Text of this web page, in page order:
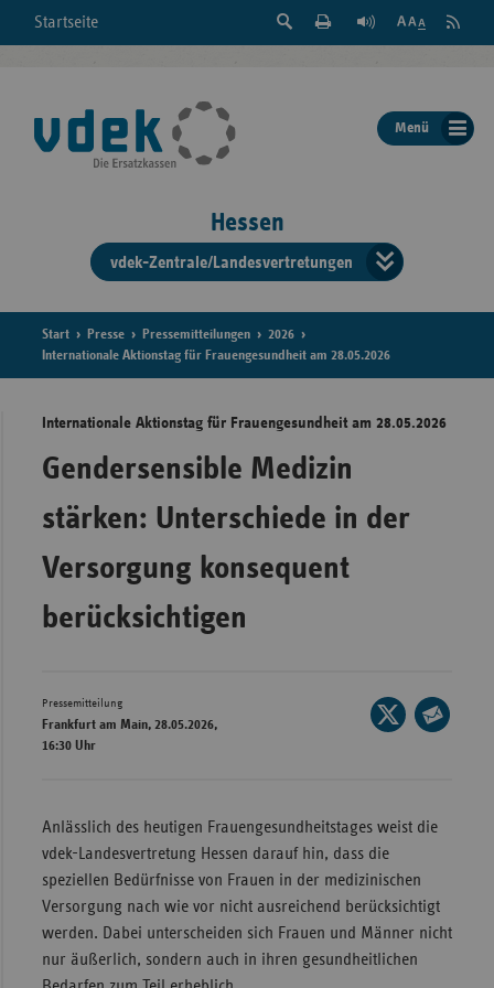
Startseite
Suche
der
Seite
Feed
Menü
Hessen
vdek-Zentrale/Landesvertretungen
der
Start Presse Pressemitteilungen
2026
Internationale Aktionstag für Frauengesundheit am 28.05.2026
Internationale Aktionstag für Frauengesundheit am 28.05.2026
Gendersensible Medizin
stärken: Unterschiede in der
Versorgung konsequent
berücksichtigen
Pressemitteilung
Frankfurt am Main, 28.05.2026,
16:30 Uhr
Seite
auf
Mail
Anlässlich des heutigen Frauengesundheitstages weist die
vdek-Landesvertretung Hessen darauf hin, dass die
speziellen Bedürfnisse von Frauen in der medizinischen
Versorgung nach wie vor nicht ausreichend berücksichtigt
werden. Dabei unterscheiden sich Frauen und Männer nicht
nur äußerlich, sondern auch in ihren gesundheitlichen